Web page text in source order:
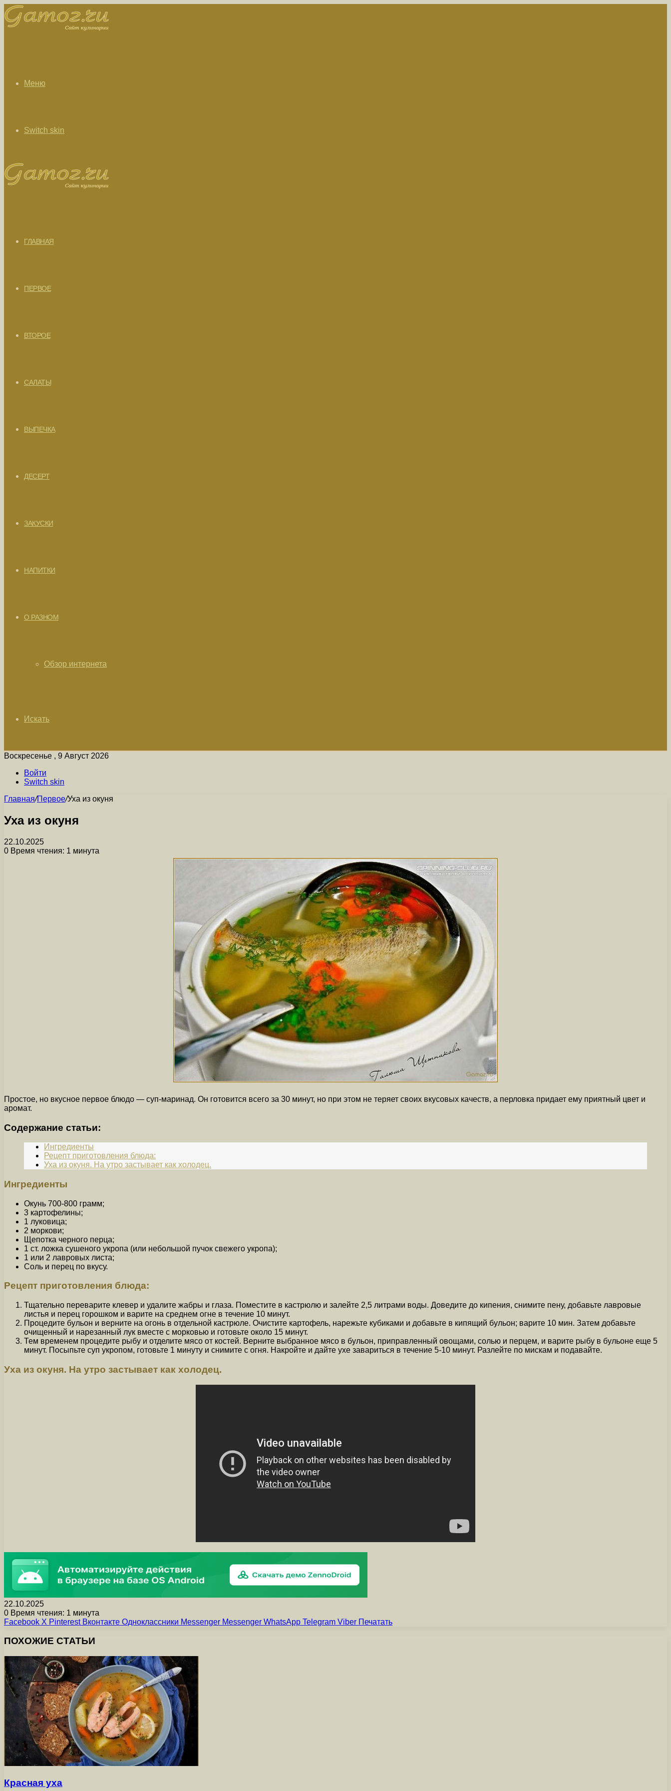
Меню
Switch skin
ГЛАВНАЯ
ПЕРВОЕ
ВТОРОЕ
САЛАТЫ
ВЫПЕЧКА
ДЕСЕРТ
ЗАКУСКИ
НАПИТКИ
О РАЗНОМ
Обзор интернета
Искать
Воскресенье , 9 Август 2026
Войти
Switch skin
Главная/Первое/Уха из окуня
Уха из окуня
22.10.2025
0 Время чтения: 1 минута
Простое, но вкусное первое блюдо — суп-маринад. Он готовится всего за 30 минут, но при этом не теряет своих вкусовых качеств, а перловка придает ему приятный цвет и
аромат.
Содержание статьи:
Ингредиенты
Рецепт приготовления блюда:
Уха из окуня. На утро застывает как холодец.
Ингредиенты
Окунь 700-800 грамм;
3 картофелины;
1 луковица;
2 моркови;
Щепотка черного перца;
1 ст. ложка сушеного укропа (или небольшой пучок свежего укропа);
1 или 2 лавровых листа;
Соль и перец по вкусу.
Рецепт приготовления блюда:
Тщательно переварите клевер и удалите жабры и глаза. Поместите в кастрюлю и залейте 2,5 литрами воды. Доведите до кипения, снимите пену, добавьте лавровые
листья и перец горошком и варите на среднем огне в течение 10 минут.
Процедите бульон и верните на огонь в отдельной кастрюле. Очистите картофель, нарежьте кубиками и добавьте в кипящий бульон; варите 10 мин. Затем добавьте
очищенный и нарезанный лук вместе с морковью и готовьте около 15 минут.
Тем временем процедите рыбу и отделите мясо от костей. Верните выбранное мясо в бульон, приправленный овощами, солью и перцем, и варите рыбу в бульоне еще 5
минут. Посыпьте суп укропом, готовьте 1 минуту и снимите с огня. Накройте и дайте ухе завариться в течение 5-10 минут. Разлейте по мискам и подавайте.
Уха из окуня. На утро застывает как холодец.
22.10.2025
0 Время чтения: 1 минута
Facebook X Pinterest Вконтакте Одноклассники Messenger Messenger WhatsApp Telegram Viber Печатать
ПОХОЖИЕ СТАТЬИ
Красная уха